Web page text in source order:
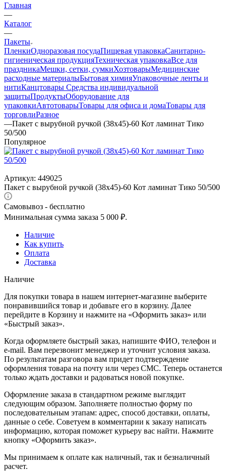
Главная
—
Каталог
—
Пакеты
ПленкиОдноразовая посудаПищевая упаковкаСанитарно-
гигиеническая продукцияТехническая упаковкаВсе для
праздникаМешки, сетки, сумкиХозтоварыМедицинские
расходные материалыБытовая химияУпаковочные ленты и
нитиКанцтовары Средства индивидуальной
защитыПродуктыОборудование для
упаковкиАвтотоварыТовары для офиса и домаТовары для
торговлиРазное
—Пакет с вырубной ручкой (38х45)-60 Кот ламинат Тико
50/500
Популярное
Артикул: 449025
Пакет с вырубной ручкой (38х45)-60 Кот ламинат Тико 50/500
Самовывоз - бесплатно
Минимальная сумма заказа 5 000 ₽.
Наличие
Как купить
Оплата
Доставка
Наличие
Для покупки товара в нашем интернет-магазине выберите
понравившийся товар и добавьте его в корзину. Далее
перейдите в Корзину и нажмите на «Оформить заказ» или
«Быстрый заказ».
Когда оформляете быстрый заказ, напишите ФИО, телефон и
e-mail. Вам перезвонит менеджер и уточнит условия заказа.
По результатам разговора вам придет подтверждение
оформления товара на почту или через СМС. Теперь останется
только ждать доставки и радоваться новой покупке.
Оформление заказа в стандартном режиме выглядит
следующим образом. Заполняете полностью форму по
последовательным этапам: адрес, способ доставки, оплаты,
данные о себе. Советуем в комментарии к заказу написать
информацию, которая поможет курьеру вас найти. Нажмите
кнопку «Оформить заказ».
Мы принимаем к оплате как наличный, так и безналичный
расчет.